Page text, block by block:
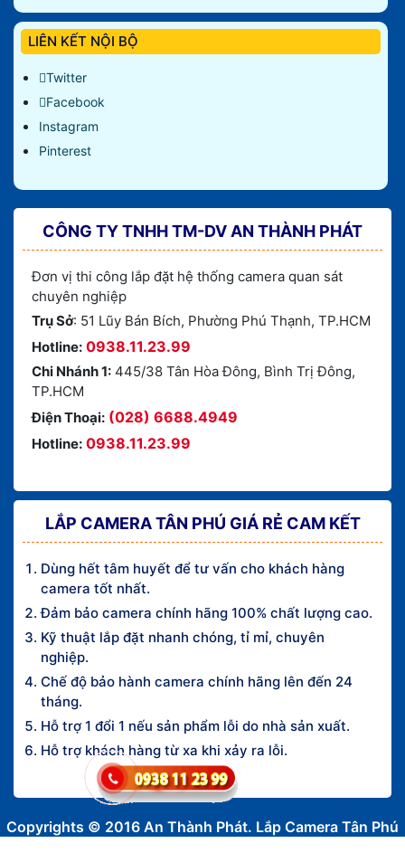
LIÊN KẾT NỘI BỘ
Twitter
Facebook
Instagram
Pinterest
CÔNG TY TNHH TM-DV AN THÀNH PHÁT
Đơn vị thi công lắp đặt hệ thống camera quan sát
chuyên nghiệp
Trụ Sở: 51 Lũy Bán Bích, Phường Phú Thạnh, TP.HCM
Hotline: 0938.11.23.99
Chi Nhánh 1: 445/38 Tân Hòa Đông, Bình Trị Đông,
TP.HCM
Điện Thoại: (028) 6688.4949
Hotline: 0938.11.23.99
LẮP CAMERA TÂN PHÚ GIÁ RẺ CAM KẾT
Dùng hết tâm huyết để tư vấn cho khách hàng
camera tốt nhất.
Đảm bảo camera chính hãng 100% chất lượng cao.
Kỹ thuật lắp đặt nhanh chóng, tỉ mỉ, chuyên
nghiệp.
Chế độ bảo hành camera chính hãng lên đến 24
tháng.
Hỗ trợ 1 đổi 1 nếu sản phẩm lỗi do nhà sản xuất.
Hỗ trợ khách hàng từ xa khi xảy ra lỗi.
Copyrights © 2016 An Thành Phát. Lắp Camera Tân Phú